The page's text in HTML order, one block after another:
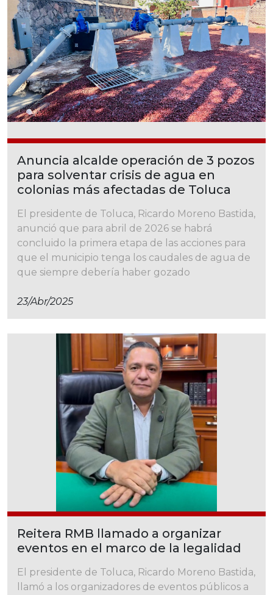
Anuncia alcalde operación de 3 pozos
para solventar crisis de agua en
colonias más afectadas de Toluca
El presidente de Toluca, Ricardo Moreno Bastida,
anunció que para abril de 2026 se habrá
concluido la primera etapa de las acciones para
que el municipio tenga los caudales de agua de
que siempre debería haber gozado
23/abr/2025
Reitera RMB llamado a organizar
eventos en el marco de la legalidad
El presidente de Toluca, Ricardo Moreno Bastida,
llamó a los organizadores de eventos públicos a